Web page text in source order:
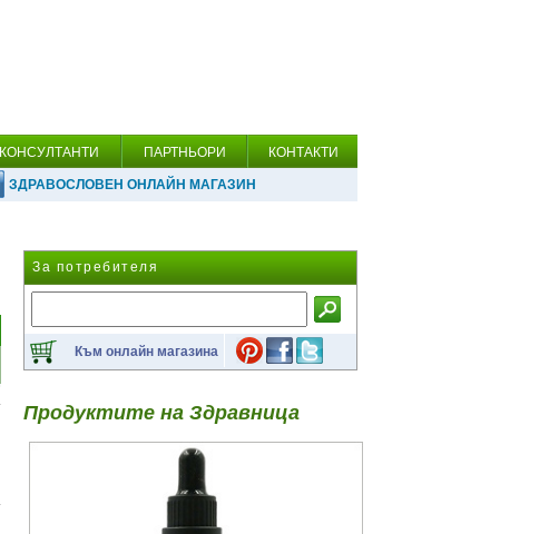
КОНСУЛТАНТИ ПАРТНЬОРИ КОНТАКТИ
ЗДРАВОСЛОВЕН ОНЛАЙН МАГАЗИН
За потребителя
Към онлайн магазина
Продуктите на Здравница